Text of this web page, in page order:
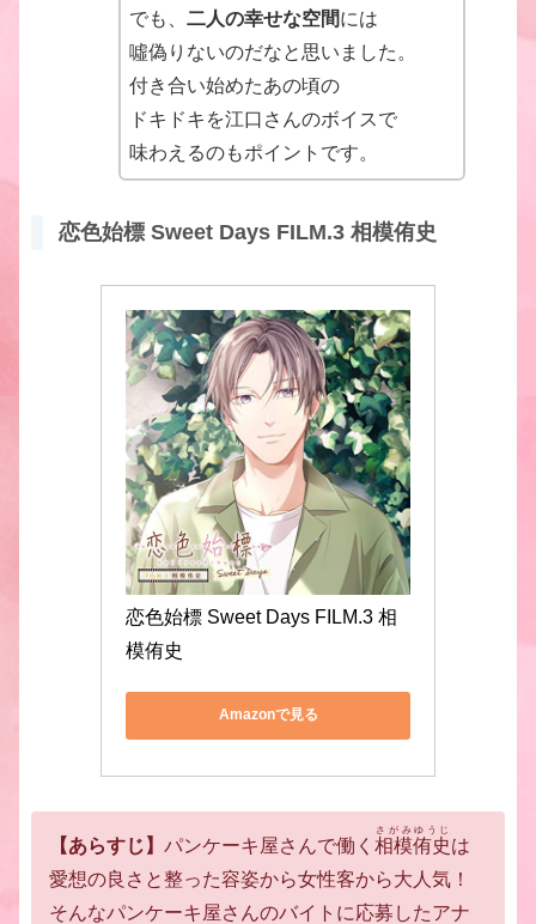
でも、二人の幸せな空間には
噓偽りないのだなと思いました。
付き合い始めたあの頃の
ドキドキを江口さんのボイスで
味わえるのもポイントです。
恋色始標 Sweet Days FILM.3 相模侑史
恋色始標 Sweet Days FILM.3 相
模侑史
Amazonで見る
【あらすじ】 パンケーキ屋さんで働く 相模侑史
さがみゆうじ
は
愛想の良さと整った容姿から女性客から大人気！
そんなパンケーキ屋さんのバイトに応募したアナ